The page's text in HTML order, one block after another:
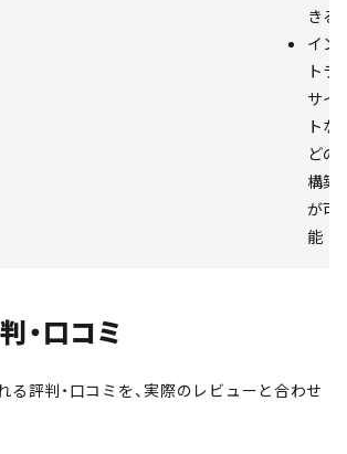
きる
イン
トラ
サイ
トな
どの
構築
が可
能
・口コミ
る評判・口コミを、実際のレビューと合わせ